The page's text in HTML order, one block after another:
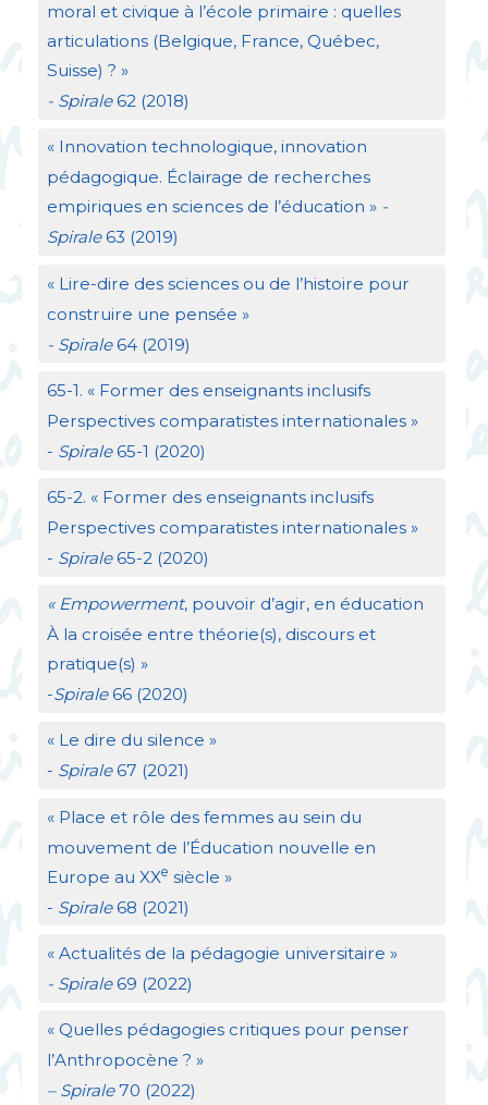
moral et civique à l’école primaire : quelles
articulations (Belgique, France, Québec,
Suisse) ? »
- Spirale62 (2018)
« Innovation technologique, innovation
pédagogique. Éclairage de recherches
empiriques en sciences de l’éducation » -
Spirale63 (2019)
« Lire-dire des sciences ou de l’histoire pour
construire une pensée »
- Spirale64 (2019)
65-1. « Former des enseignants inclusifs
Perspectives comparatistes internationales »
- Spirale65-1 (2020)
65-2. « Former des enseignants inclusifs
Perspectives comparatistes internationales »
- Spirale65-2 (2020)
« Empowerment, pouvoir d’agir, en éducation
À la croisée entre théorie(s), discours et
pratique(s) »
-Spirale66 (2020)
« Le dire du silence »
- Spirale67 (2021)
« Place et rôle des femmes au sein du
mouvement de l’Éducation nouvelle en
Europe au XXe siècle »
- Spirale68 (2021)
« Actualités de la pédagogie universitaire »
- Spirale69 (2022)
« Quelles pédagogies critiques pour penser
l’Anthropocène ? »
– Spirale70 (2022)